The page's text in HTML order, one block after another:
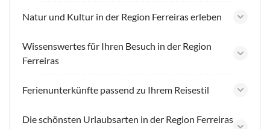
Natur und Kultur in der Region Ferreiras erleben
Wissenswertes für Ihren Besuch in der Region
Ferreiras
Ferienunterkünfte passend zu Ihrem Reisestil
Die schönsten Urlaubsarten in der Region Ferreiras